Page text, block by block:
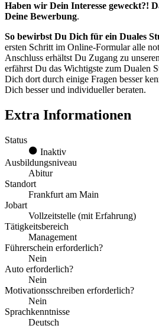
Haben wir Dein Interesse geweckt?!
Deine Bewerbung.
So bewirbst Du Dich für ein Duales
ersten Schritt im Online-Formular alle
Anschluss erhältst Du Zugang zu
erfährst Du das Wichtigste zum Dualen
Dich dort durch einige Fragen besser
Dich besser und individueller beraten.
Extra Informationen
Status
Inaktiv
Ausbildungsniveau
Abitur
Standort
Frankfurt am Main
Jobart
Vollzeitstelle (mit Erfahrung)
Tätigkeitsbereich
Management
Führerschein erforderlich?
Nein
Auto erforderlich?
Nein
Motivationsschreiben erforderlich?
Nein
Sprachkenntnisse
Deutsch